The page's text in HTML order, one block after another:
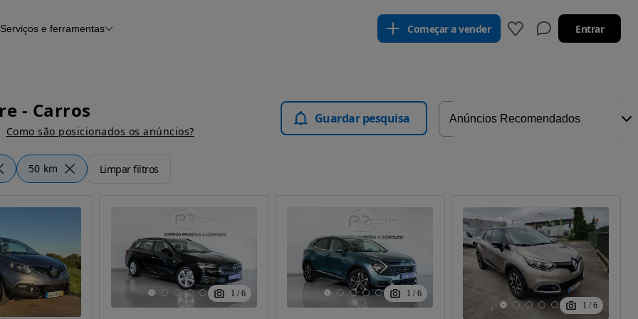
Serviços e ferramentas Começar a vender Entrar
- Carros
Como são posicionados os anúncios?
Guardar pesquisa
50 km Limpar filtros
1 / 6 1 / 6
1 / 6